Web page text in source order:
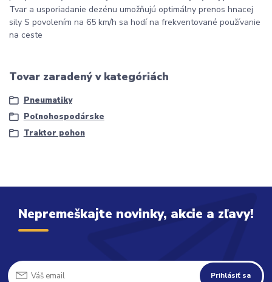
Tvar a usporiadanie dezénu umožňujú optimálny prenos hnacej
sily S povolením na 65 km/h sa hodí na frekventované používanie
na ceste
Tovar zaradený v kategóriách
Pneumatiky
Poľnohospodárske
Traktor pohon
Nepremeškajte novinky, akcie a zľavy!
Prihlásiť sa